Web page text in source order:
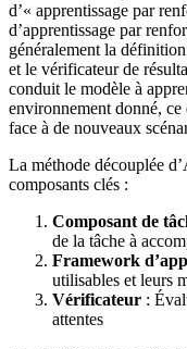
d’« apprentissage par
d’apprentissage par
généralement la
et le vérificateur de
conduit le modèle à
environnement donné, ce
face à de nouveaux
La méthode découplée
composants clés :
Composant de
de la tâche à
Framework
utilisables et leurs
Vérificateur :
attentes